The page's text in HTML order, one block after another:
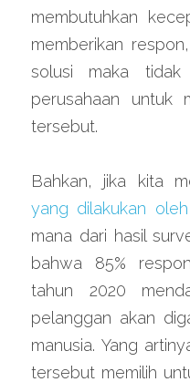
membutuhkan
memberikan
solusi maka
perusahaan untuk
tersebut.
Bahkan, jika kita
yang dilakukan
mana dari hasil
bahwa 85%
tahun 2020
pelanggan akan
manusia. Yang
tersebut memilih